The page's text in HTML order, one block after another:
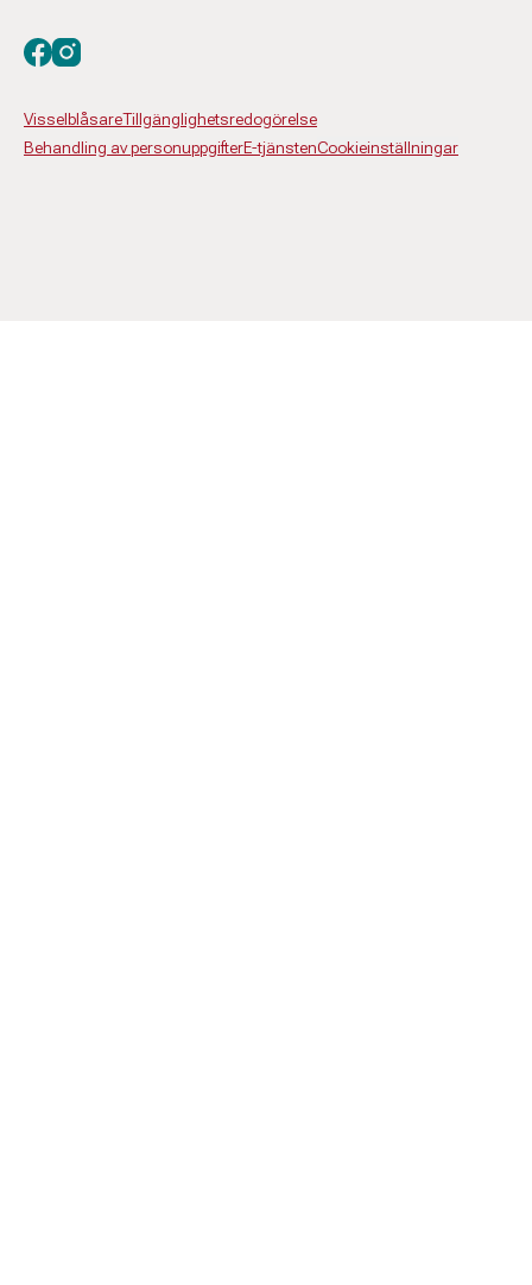
VisselblåsareTillgänglighetsredogörelse
Behandling av personuppgifterE-tjänstenCookieinställningar
Besök oss på facebook
Besök oss på instagram